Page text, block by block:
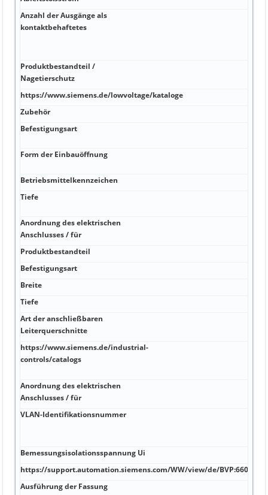
Anzahl der Ausgänge als
kontaktbehaftetes
Produktbestandteil /
Nagetierschutz
https://www.siemens.de/lowvoltage/kataloge
Zubehör
Befestigungsart
Form der Einbauöffnung
Betriebsmittelkennzeichen
Tiefe
Anordnung des elektrischen
Anschlusses / für
Produktbestandteil
Befestigungsart
Breite
Tiefe
Art der anschließbaren
Leiterquerschnitte
https://www.siemens.de/industrial-
controls/catalogs
Anordnung des elektrischen
Anschlusses / für
VLAN-Identifikationsnummer
Bemessungsisolationsspannung Ui
https://support.automation.siemens.com/WW/view/de/BVP:660607/
Ausführung der Fassung